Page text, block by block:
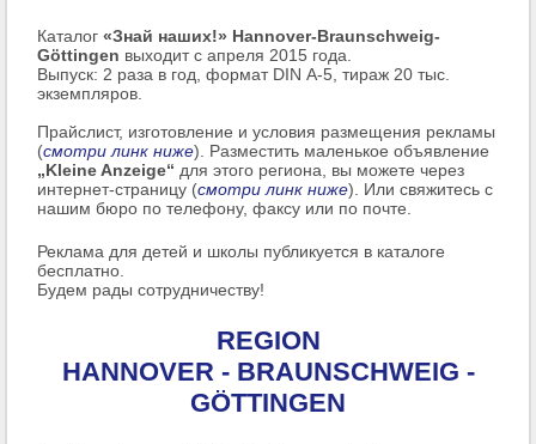
Каталог«Знай наших!» Hannover-Braunschweig-
Göttingen выходит с апреля 2015 года.
Выпуск: 2 раза в год, формат DIN А-5, тираж 20 тыс.
экземпляров.
Прайслист, изготовление и условия размещения рекламы
(смотри линк ниже). Разместить маленькое объявление
„Kleine Anzeige“ для этого региона, вы можете через
интернет-страницу (смотри линк ниже). Или свяжитесь с
нашим бюро по телефону, факсу или по почте.
Реклама для детей и школы публикуется в каталоге
бесплатно.
Будем рады сотрудничеству!
REGION
HANNOVER - BRAUNSCHWEIG -
GÖTTINGEN